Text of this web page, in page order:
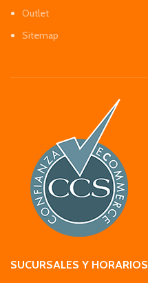
Outlet
Sitemap
SUCURSALES Y HORARIOS